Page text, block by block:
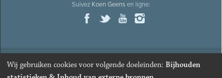
Suivez Koen Geensen ligne:
© 2026Ancien ministre et député honoraire
Wij gebruiken cookies voor volgende doeleinden: Bijhouden